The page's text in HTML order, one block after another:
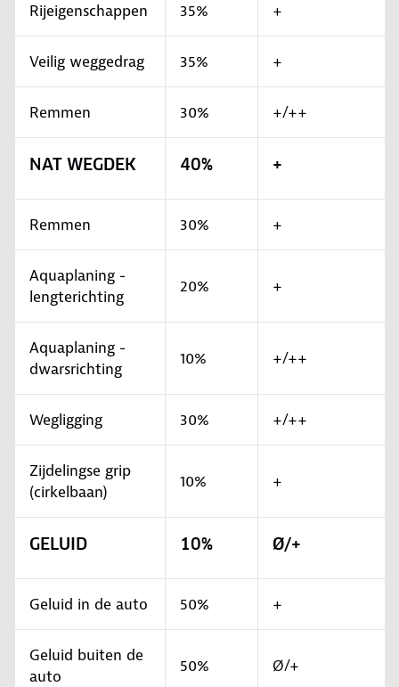
Rijeigenschappen 35% +
Veilig weggedrag 35% +
Remmen 30% +/++
NAT WEGDEK 40% +
Remmen 30% +
Aquaplaning -
lengterichting
20% +
Aquaplaning -
dwarsrichting
10% +/++
Wegligging 30% +/++
Zijdelingse grip
(cirkelbaan)
10% +
GELUID 10% Ø/+
Geluid in de auto 50% +
Geluid buiten de
auto
50% Ø/+